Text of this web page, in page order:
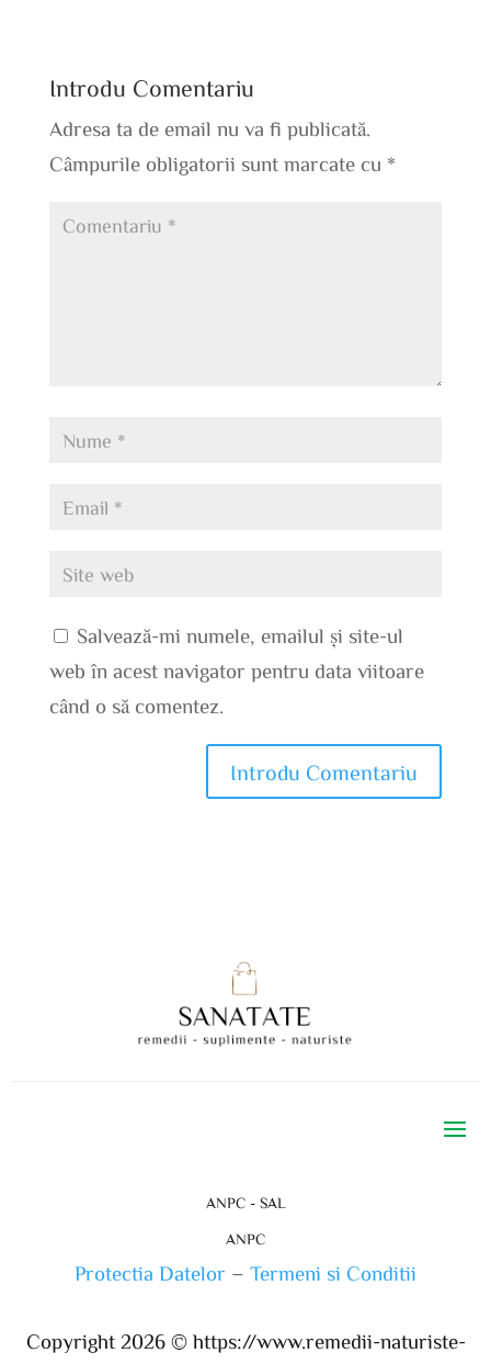
Introdu Comentariu
Adresa ta de email nu va fi publicată.
Câmpurile obligatorii sunt marcate cu *
Salvează-mi numele, emailul și site-ul
web în acest navigator pentru data viitoare
când o să comentez.
ANPC - SAL
ANPC
Protectia Datelor – Termeni si Conditii
Copyright 2026 ©https://www.remedii-naturiste-